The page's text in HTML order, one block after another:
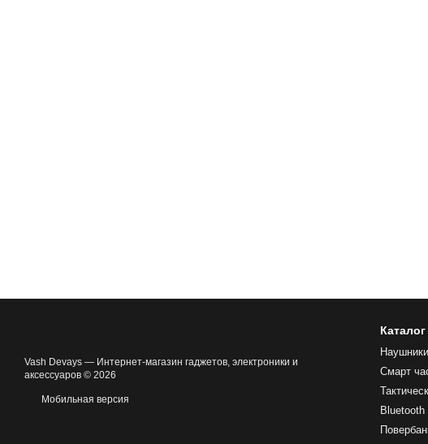
Vash Devays — Интернет-магазин гаджетов, электроники и
аксессуаров © 2026
Мобильная версия
Каталог
Наушники
Смарт
Bluetooth